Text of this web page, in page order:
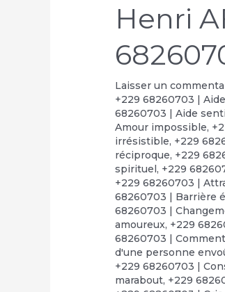
Henri
Laisser un
+229 68260703 |
68260703 | Aide
Amour impossible,
irrésistible, +229
réciproque, +229
spirituel, +229
+229 68260703 |
68260703 | Barrière
68260703 |
amoureux, +229
68260703 |
d'une personne
+229 68260703 |
marabout, +229